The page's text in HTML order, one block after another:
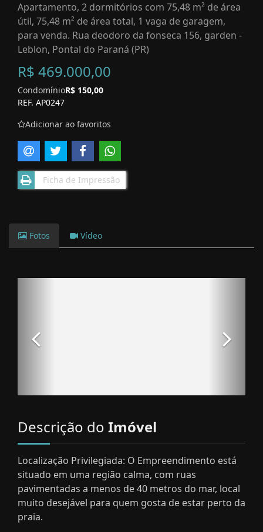
Apartamento, 2 dormitórios com 75,48 m² de área
útil, 75,48 m² de área total, 1 vaga de garagem,
para venda. Rua deodoro da fonseca 156, garden -
Leblon, Pontal do Paraná (PR)
R$ 469.000,00
CondomínioR$ 150,00
REF. AP0247
Adicionar ao favoritos
Ficha de Impressão
Fotos Vídeo
Descrição do Imóvel
Localização Privilegiada: O Empreendimento está
situado em uma região calma, com ruas
pavimentadas a menos de 40 metros do mar, local
muito desejável para quem gosta de estar perto da
praia.